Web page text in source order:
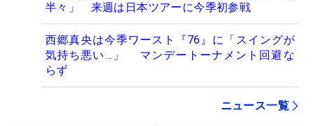
半々」 来週は日本ツアーに今季初参戦
西郷真央は今季ワースト『76』に「スイングが
気持ち悪い…」 マンデートーナメント回避な
らず
ニュース一覧